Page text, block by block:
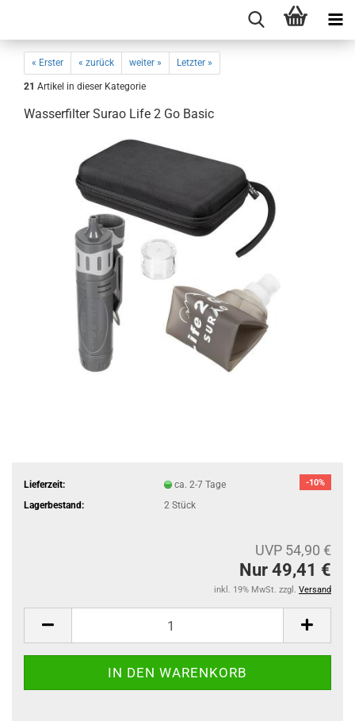
« Erster « zurück weiter » Letzter »
21 Artikel in dieser Kategorie
Wasserfilter Surao Life 2 Go Basic
-10%
Lieferzeit:
ca. 2-7 Tage
Lagerbestand:
2 Stück
UVP 54,90 €
Nur 49,41 €
inkl. 19% MwSt. zzgl. Versand